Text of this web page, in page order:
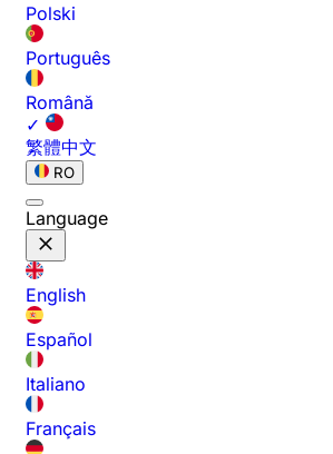
Polski
Português
Română
✓
繁體中文
RO
Language
English
Español
Italiano
Français